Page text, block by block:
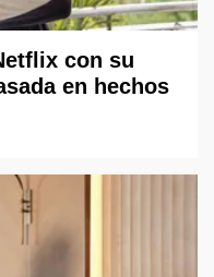
con su
en hechos